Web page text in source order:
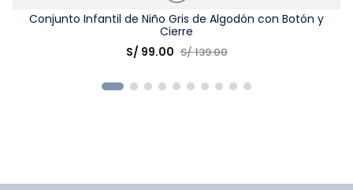
TallaConjunto Infantil de Niño Gris de Algodón con Botón y
Cierre
S/ 99.00 S/139.00